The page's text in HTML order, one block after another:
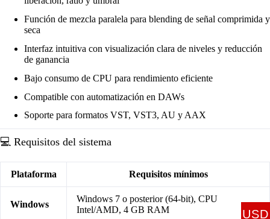
Función de mezcla paralela para blending de señal comprimida y
seca
Interfaz intuitiva con visualización clara de niveles y reducción
de ganancia
Bajo consumo de CPU para rendimiento eficiente
Compatible con automatización en DAWs
Soporte para formatos VST, VST3, AU y AAX
💻 Requisitos del sistema
Plataforma Requisitos mínimos
Windows
Windows 7 o posterior (64-bit), CPU
Intel/AMD, 4 GB RAM
USD